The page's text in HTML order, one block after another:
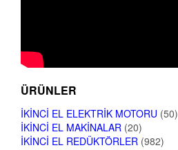
ÜRÜNLER
İKINCI EL ELEKTRIK MOTORU (50)
İKINCI EL MAKINALAR (20)
İKINCI EL REDÜKTÖRLER (982)